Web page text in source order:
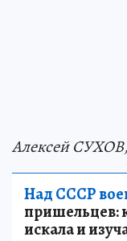
Алексей
Над СССР
пришельцев:
искала и